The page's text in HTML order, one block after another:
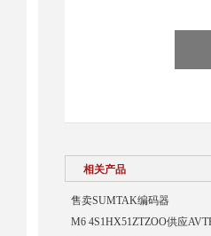
相关产品
售卖SUMTAK编码器
M6 4S1HX51ZTZOO供应